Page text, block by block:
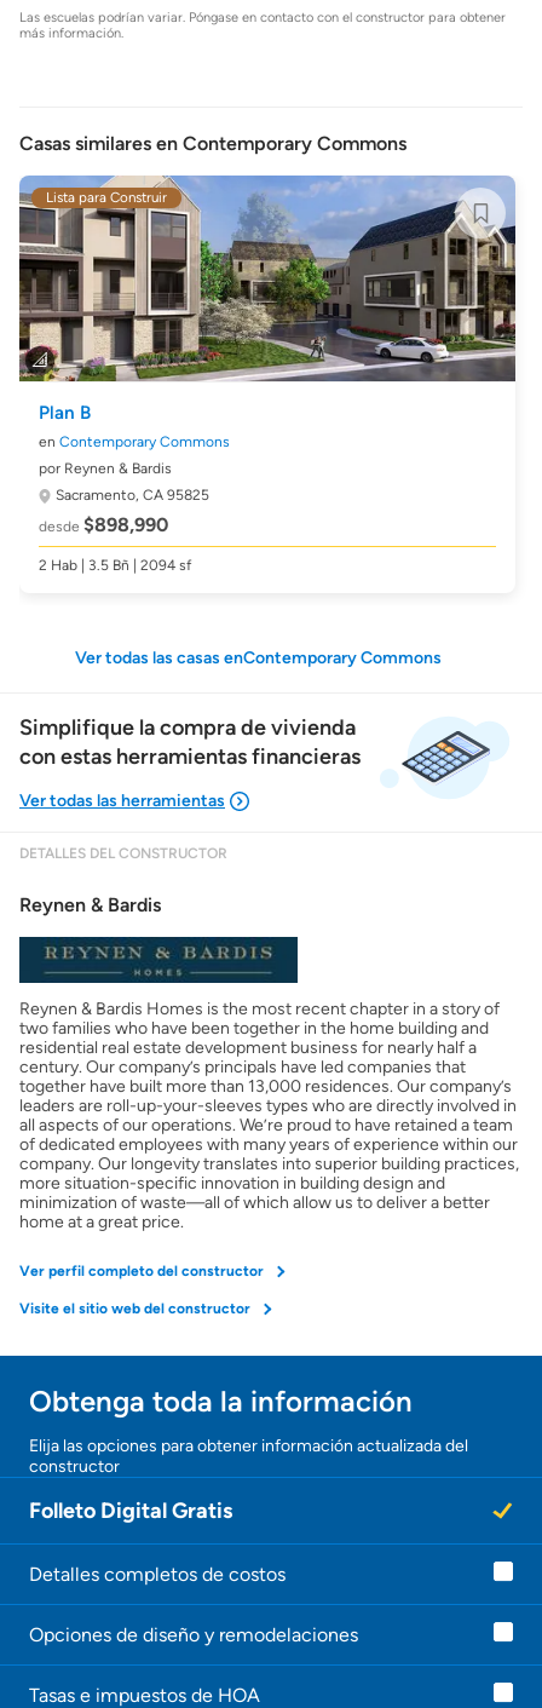
Las escuelas podrían variar. Póngase en contacto con el constructor para obtener
más información.
Casas similares en Contemporary Commons
Lista para Construir
Plan B
en Contemporary Commons
por Reynen & Bardis
Sacramento, CA 95825
desde $898,990
2 Hab | 3.5 Bñ | 2094 sf
Ver todas las casas enContemporary Commons
Simplifique la compra de vivienda
con estas herramientas financieras
Costos casa nueva vs. usada
Obtener mi puntaje de crédito
Calcular mi hipoteca
Obtener Aprobación Previa
Preparar mi casa para la venta
Obtener ofertas por mi casa
DETALLES DEL CONSTRUCTOR
Reynen & Bardis
Reynen & Bardis Homes is the most recent chapter in a story of
two families who have been together in the home building and
residential real estate development business for nearly half a
century. Our company’s principals have led companies that
together have built more than 13,000 residences. Our company’s
leaders are roll-up-your-sleeves types who are directly involved in
all aspects of our operations. We’re proud to have retained a team
of dedicated employees with many years of experience within our
company. Our longevity translates into superior building practices,
more situation-specific innovation in building design and
minimization of waste—all of which allow us to deliver a better
home at a great price.
Ver perfil completo del constructor
Visite el sitio web del constructor
Obtenga toda la información
Elija las opciones para obtener información actualizada del
constructor
Folleto Digital Gratis
Detalles completos de costos
Opciones de diseño y remodelaciones
Tasas e impuestos de HOA